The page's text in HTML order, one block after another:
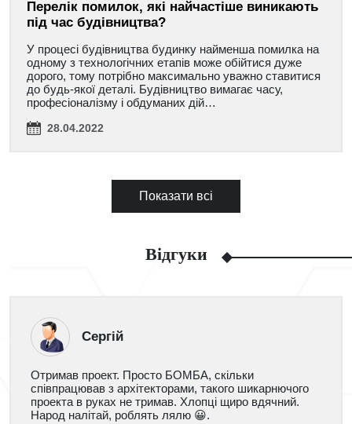
Перелік помилок, які найчастіше виникають
під час будівництва?
У процесі будівництва будинку найменша помилка на
одному з технологічних етапів може обійтися дуже
дорого, тому потрібно максимально уважно ставитися
до будь-якої деталі. Будівництво вимагає часу,
професіоналізму і обдуманих дій…
28.04.2022
Показати всі
Відгуки
Сергій
Отримав проект. Просто БОМБА, скільки
співпрацював з архітекторами, такого шикарнючого
проекта в руках не тримав. Хлопці щиро вдячний.
Народ налітай, роблять лялю 😀.